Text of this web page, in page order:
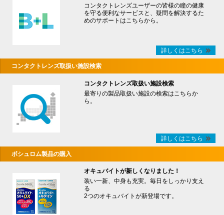
コンタクトレンズユーザーの皆様の瞳の健康
を守る便利なサービスと、疑問を解決するた
めのサポートはこちらから。
詳しくはこちら
コンタクトレンズ取扱い施設検索
コンタクトレンズ取扱い施設検索
最寄りの製品取扱い施設の検索はこちらか
ら。
詳しくはこちら
ボシュロム製品の購入
オキュバイトが新しくなりました！
装い一新、中身も充実。毎日をしっかり支え
る
2つのオキュバイトが新登場です。